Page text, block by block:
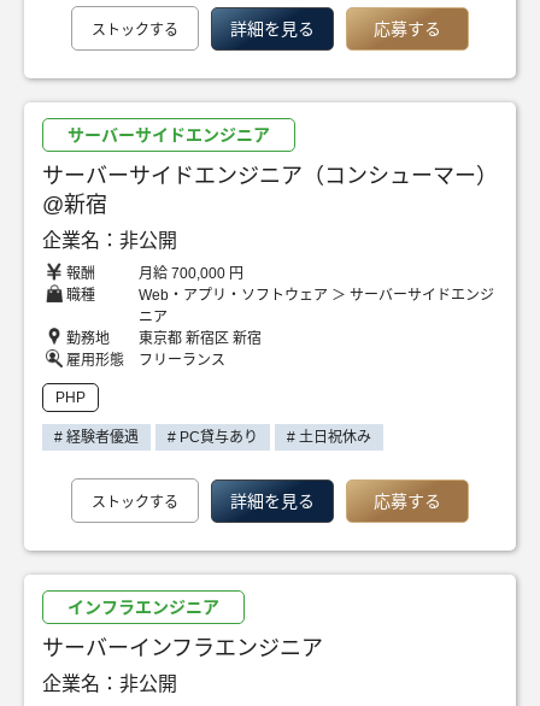
ストックする 詳細を見る 応募する
サーバーサイドエンジニア
サーバーサイドエンジニア（コンシューマー）
@新宿
企業名：非公開
報酬
月給 700,000 円
職種
Web・アプリ・ソフトウェア ＞ サーバーサイドエンジ
ニア
勤務地
東京都 新宿区 新宿
雇用形態
フリーランス
PHP
# 経験者優遇 # PC貸与あり # 土日祝休み
ストックする 詳細を見る 応募する
インフラエンジニア
サーバーインフラエンジニア
企業名：非公開